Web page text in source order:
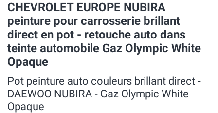
CHEVROLET EUROPE NUBIRA
peinture pour carrosserie brillant
direct en pot - retouche auto dans
teinte automobile Gaz Olympic White
Opaque
Pot peinture auto couleurs brillant direct ‐
DAEWOO NUBIRA ‐ Gaz Olympic White
Opaque